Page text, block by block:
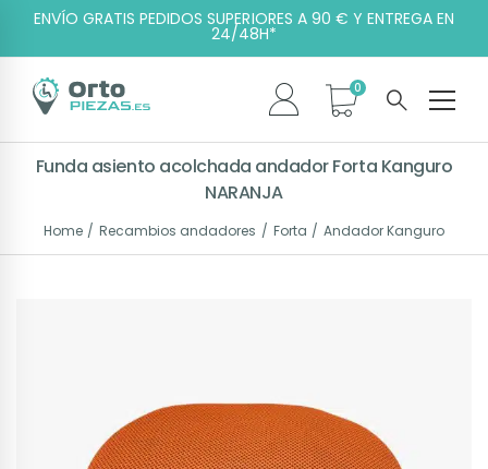
ENVÍO GRATIS PEDIDOS SUPERIORES A 90 € Y ENTREGA EN
24/48H*
Funda asiento acolchada andador Forta Kanguro
NARANJA
Home Recambios andadores Forta Andador Kanguro